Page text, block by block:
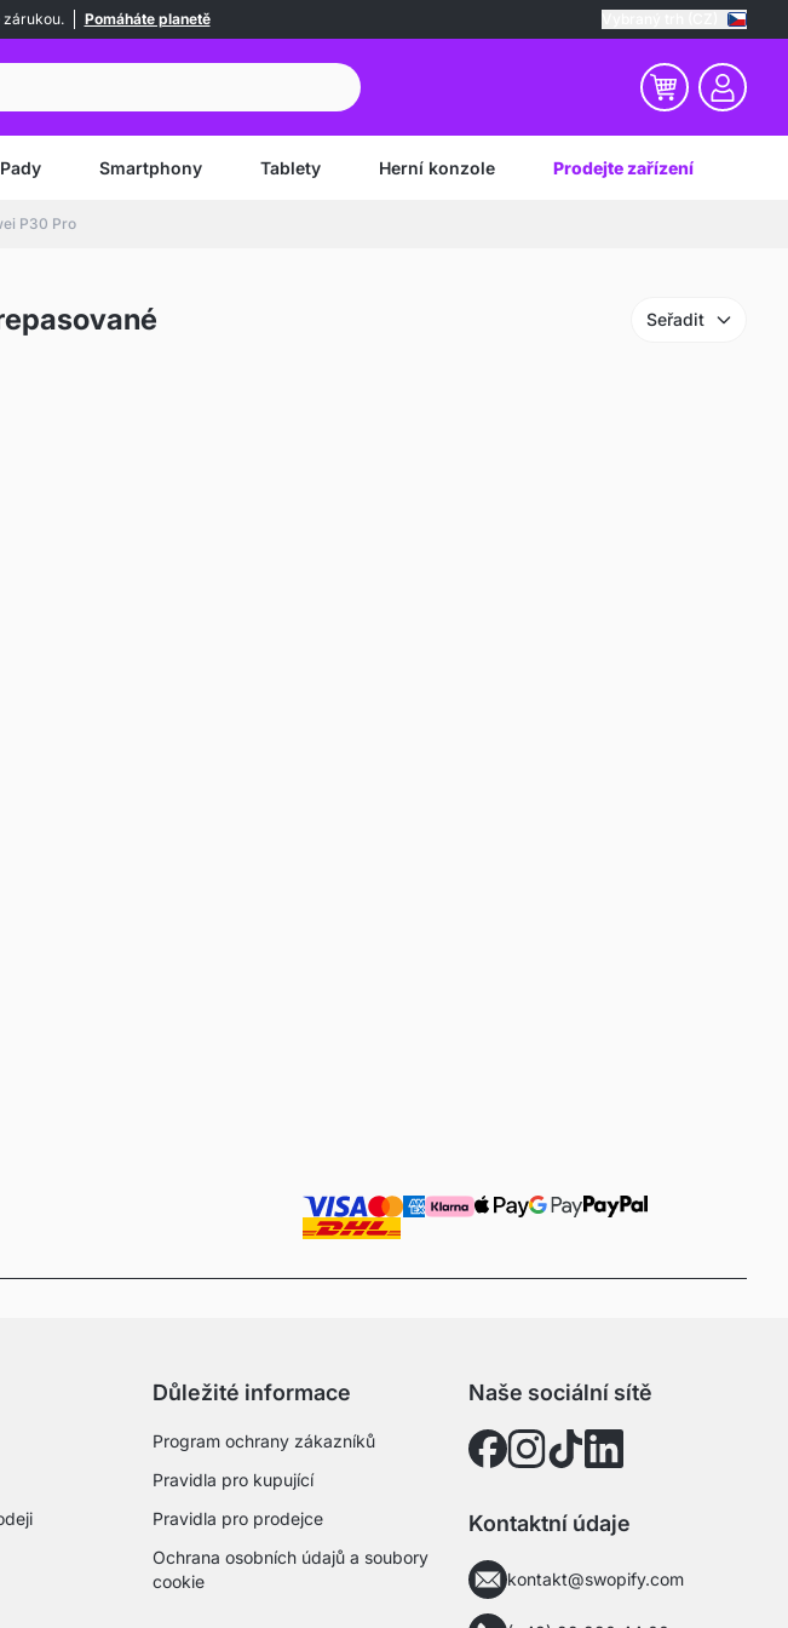
zárukou. Pomáháte planetě
Smartphony Tablety Herní konzole Prodejte zařízení
P30 Pro
Seřadit
Důležité informace
Program ochrany zákazníků
Pravidla pro kupující
Pravidla pro prodejce
Ochrana osobních údajů a soubory
cookie
Naše sociální sítě
Kontaktní údaje
kontakt@swopify.com